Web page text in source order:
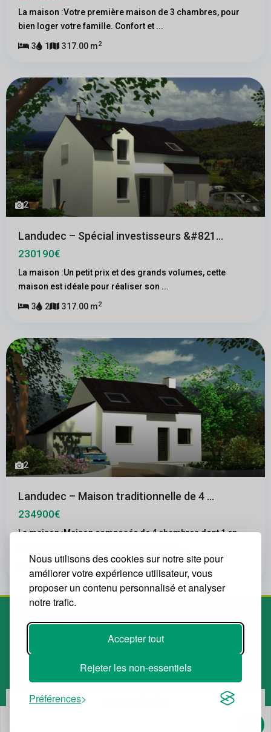
Nous utilisons des cookies sur notre site pour
améliorer votre expérience utilisateur, vous
proposer un contenu personnalisé et analyser
notre trafic.
Accepter tout
Rejeter les non-essentiels
Préférences
La maison :Votre première maison de 3 chambres, pour
bien loger votre famille. Confort et ...
3 1 317.00 m2
2
Landudec – Spécial investisseurs &#821...
230190€
La maison :Un petit prix et des grands volumes, cette
maison est idéale pour réaliser son ...
3 2 317.00 m2
2
Landudec – Maison traditionnelle de 4 ...
234900€
La maison :Maison composée de 4 chambres dont 1 en
2
Spécialiste des terrains à bâtir. Le plus grand choix de
terrains de la région.